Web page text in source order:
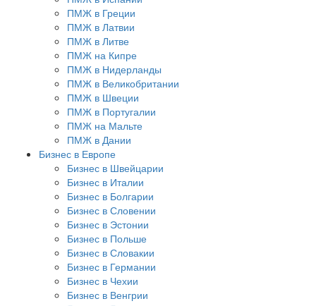
ПМЖ в Греции
ПМЖ в Латвии
ПМЖ в Литве
ПМЖ на Кипре
ПМЖ в Нидерланды
ПМЖ в Великобритании
ПМЖ в Швеции
ПМЖ в Португалии
ПМЖ на Мальте
ПМЖ в Дании
Бизнес в Европе
Бизнес в Швейцарии
Бизнес в Италии
Бизнес в Болгарии
Бизнес в Словении
Бизнес в Эстонии
Бизнес в Польше
Бизнес в Словакии
Бизнес в Германии
Бизнес в Чехии
Бизнес в Венгрии